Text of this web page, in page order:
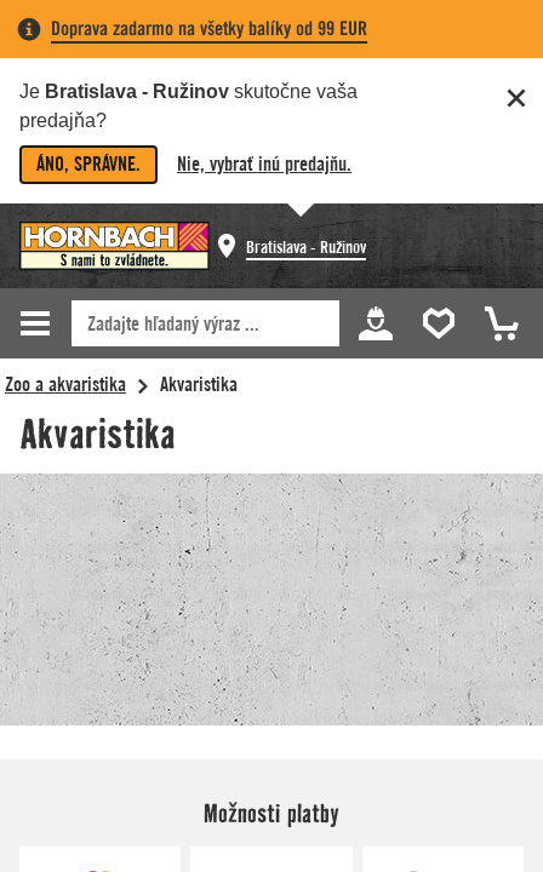
Doprava zadarmo na všetky balíky od 99 EUR
Je Bratislava - Ružinov skutočne vaša
predajňa?
ÁNO, SPRÁVNE. Nie, vybrať inú predajňu.
Bratislava - Ružinov
Možnosti platby